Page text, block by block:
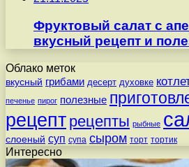
Фруктовый салат с
вкусный рецепт и
Облако меток
вкусный грибами десерт духовке
печенье пирог полезные
рецепт рецепты рыбные
слоеный суп супа сыром торт тортик
Интересно